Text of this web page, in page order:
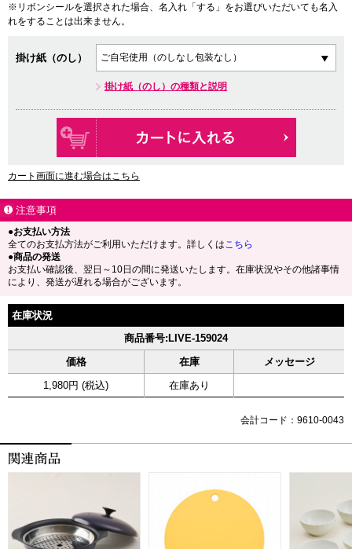
※リボンシールを選択された場合、名入れ「する」をお選びいただいても名入
れをすることは出来ません。
掛け紙（のし）
掛け紙（のし）の種類と説明
カート画面に進む場合はこちら
注意事項
●お支払い方法
全てのお支払方法がご利用いただけます。詳しくはこちら
●商品の発送
お支払い確認後、翌日～10日の間に発送いたします。在庫状況やその他諸事情
により、発送が遅れる場合がございます。
在庫状況
商品番号:LIVE-159024
価格
在庫
メッセージ
1,980円 (税込)
在庫あり
会計コード：9610-0043